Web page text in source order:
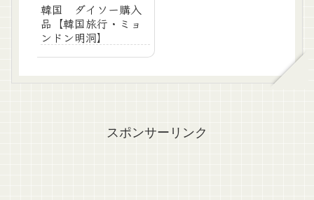
韓国 ダイソー購入
品【韓国旅行・ミョ
ンドン明洞】
スポンサーリンク